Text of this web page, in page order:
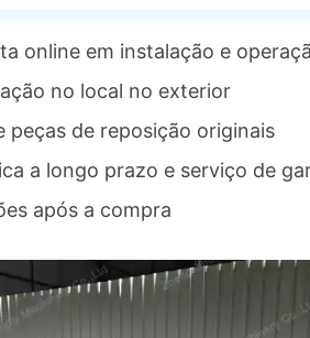
online em instalação e
no local no exterior
peças de reposição originais
a longo prazo e serviço de
após a compra